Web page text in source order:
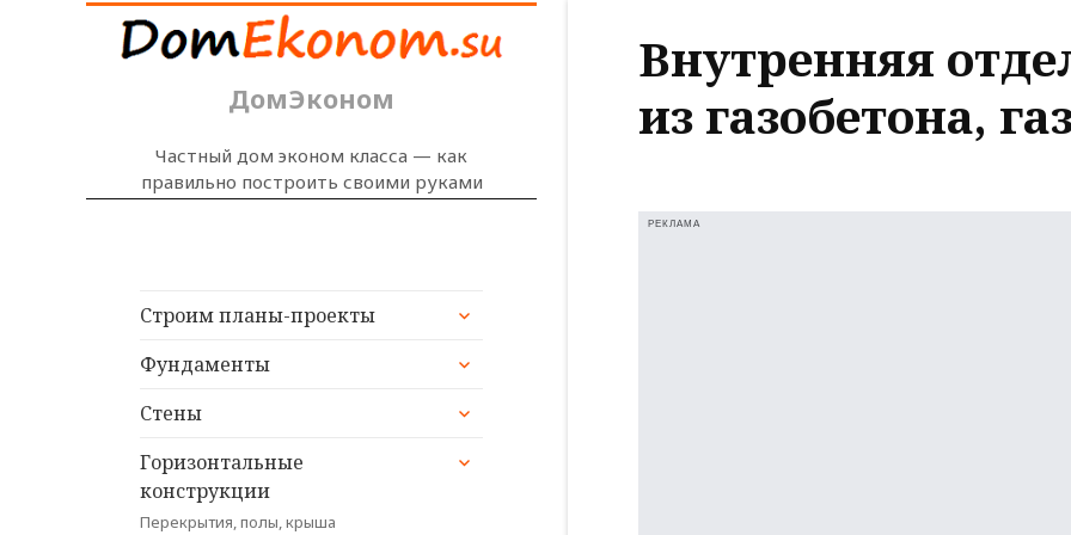
ДомЭконом
Частный дом эконом класса — как
правильно построить своими руками
Строим планы-проекты
раскрыть
меню
Фундаменты
раскрыть
меню
Стены
раскрыть
меню
Горизонтальные
конструкции
Перекрытия, полы, крыша
раскрыть
Внутренняя
из газобетона,
РЕКЛАМА